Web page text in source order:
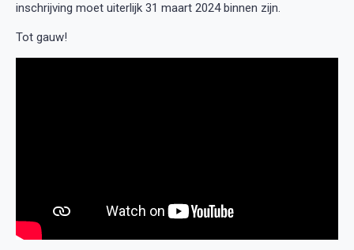
inschrijving moet uiterlijk 31 maart 2024 binnen zijn.
Tot gauw!